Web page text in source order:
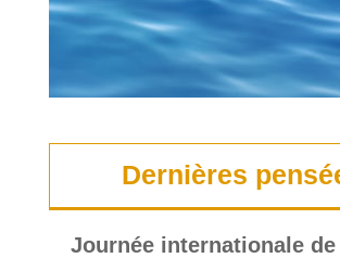
Dernières
Journée internationale de